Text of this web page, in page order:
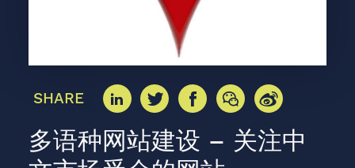
SHARE
多语种网站建设 – 关注中